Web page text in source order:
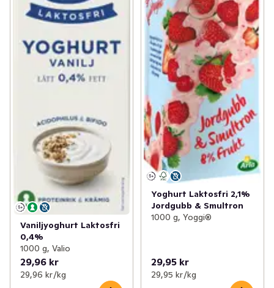
Vaniljyoghurt Laktosfri
0,4%
1000 g, Valio
29,96 kr
29,96 kr /kg
Yoghurt Laktosfri 2,1%
Jordgubb & Smultron
1000 g, Yoggi®
29,95 kr
29,95 kr /kg